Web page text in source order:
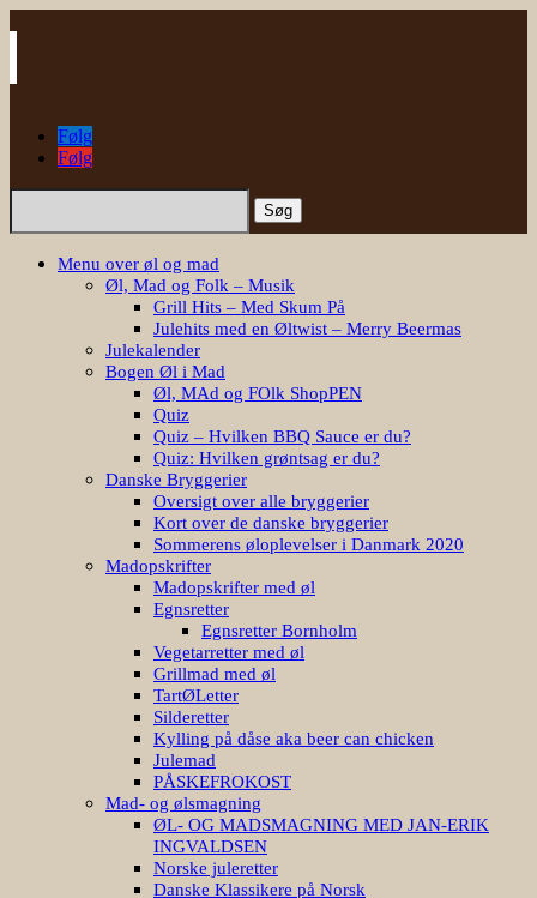
Følg
Følg
Søg
Menu over øl og mad
Øl, Mad og Folk – Musik
Grill Hits – Med Skum På
Julehits med en Øltwist – Merry Beermas
Julekalender
Bogen Øl i Mad
Øl, MAd og FOlk ShopPEN
Quiz
Quiz – Hvilken BBQ Sauce er du?
Quiz: Hvilken grøntsag er du?
Danske Bryggerier
Oversigt over alle bryggerier
Kort over de danske bryggerier
Sommerens øloplevelser i Danmark 2020
Madopskrifter
Madopskrifter med øl
Egnsretter
Egnsretter Bornholm
Vegetarretter med øl
Grillmad med øl
TartØLetter
Silderetter
Kylling på dåse aka beer can chicken
Julemad
PÅSKEFROKOST
Mad- og ølsmagning
ØL- OG MADSMAGNING MED JAN-ERIK
INGVALDSEN
Norske juleretter
Danske Klassikere på Norsk